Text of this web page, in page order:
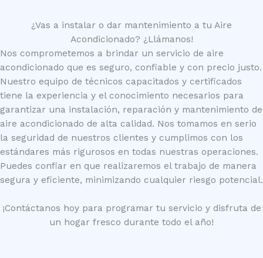
¿Vas a instalar o dar mantenimiento a tu Aire
Acondicionado? ¿Llámanos!
Nos comprometemos a brindar un servicio de aire
acondicionado que es seguro, confiable y con precio justo.
Nuestro equipo de técnicos capacitados y certificados
tiene la experiencia y el conocimiento necesarios para
garantizar una instalación, reparación y mantenimiento de
aire acondicionado de alta calidad. Nos tomamos en serio
la seguridad de nuestros clientes y cumplimos con los
estándares más rigurosos en todas nuestras operaciones.
Puedes confiar en que realizaremos el trabajo de manera
segura y eficiente, minimizando cualquier riesgo potencial.
¡Contáctanos hoy para programar tu servicio y disfruta de
un hogar fresco durante todo el año!